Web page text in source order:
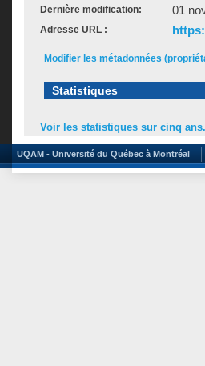
Dernière modification: 01
Adresse URL :
Modifier les métadonnées
Statistiques
Voir les statistiques sur cinq
UQAM - Université du Québec à Montréal